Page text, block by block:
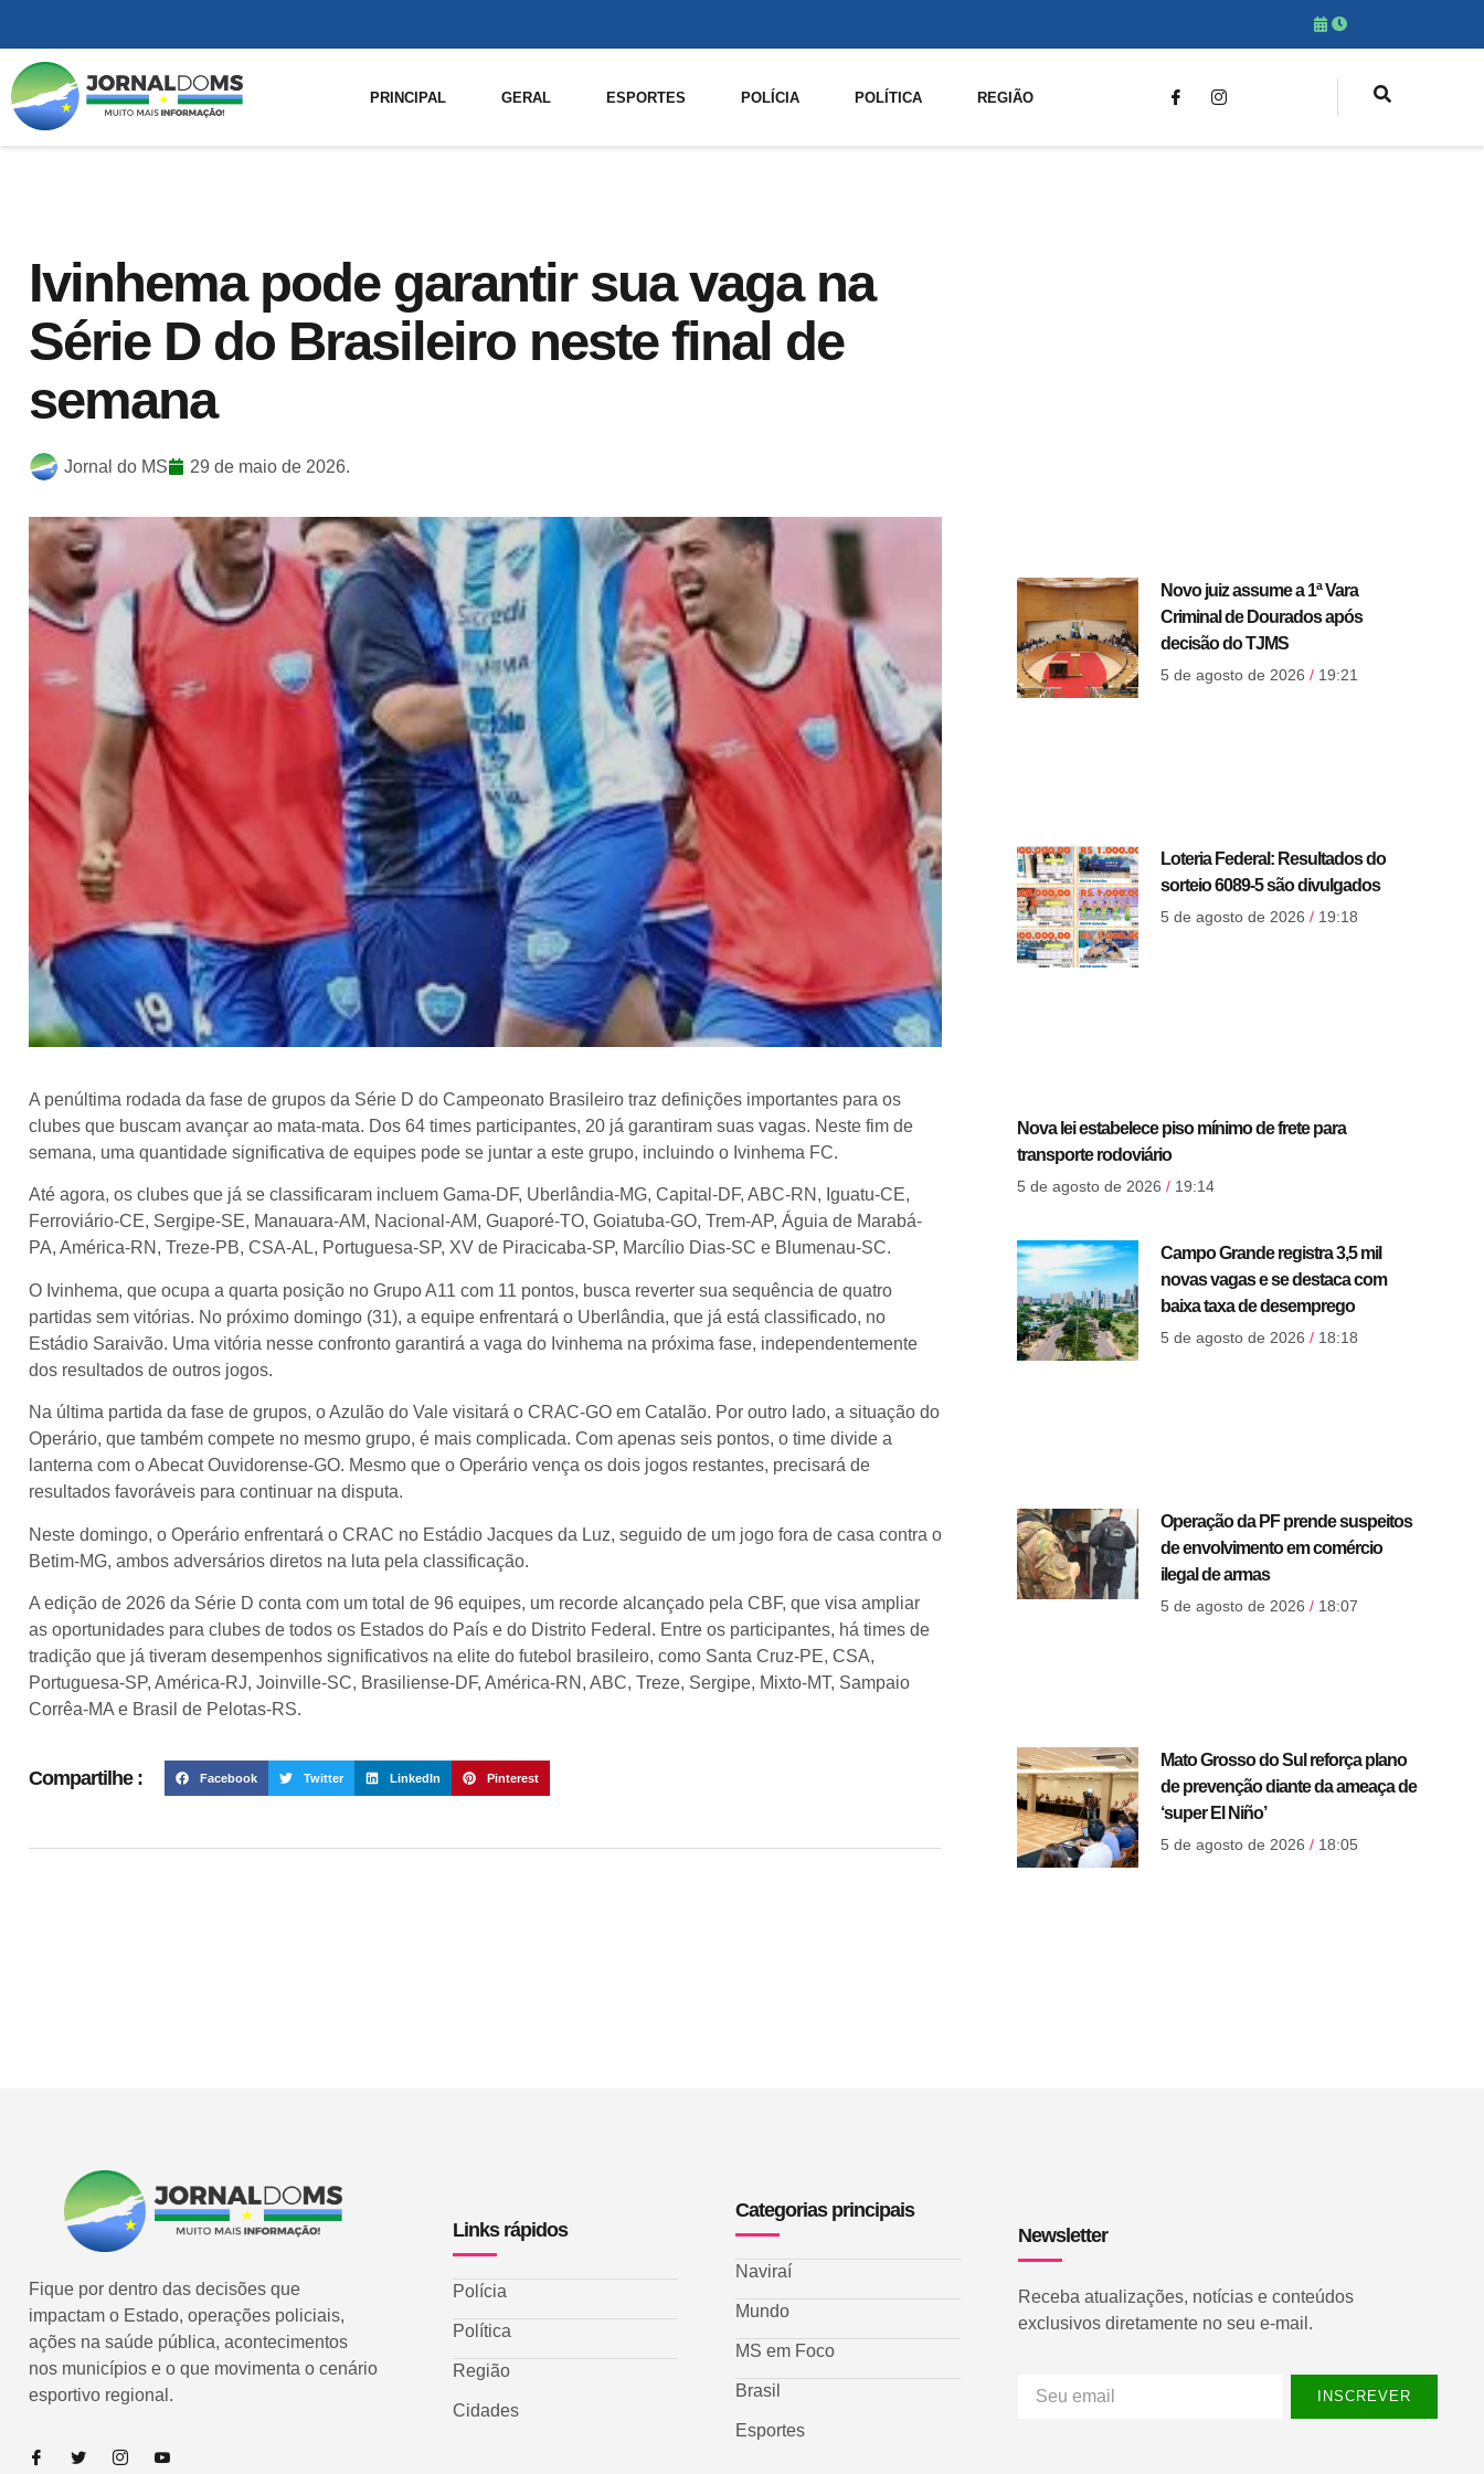
PRINCIPAL GERAL ESPORTES POLÍCIA POLÍTICA REGIÃO
Ivinhema pode garantir sua vaga na
Série D do Brasileiro neste final de
semana
Jornal do MS 29 de maio de 2026.
A penúltima rodada da fase de grupos da Série D do Campeonato Brasileiro traz definições importantes para os
clubes que buscam avançar ao mata-mata. Dos 64 times participantes, 20 já garantiram suas vagas. Neste fim de
semana, uma quantidade significativa de equipes pode se juntar a este grupo, incluindo o Ivinhema FC.
Até agora, os clubes que já se classificaram incluem Gama-DF, Uberlândia-MG, Capital-DF, ABC-RN, Iguatu-CE,
Ferroviário-CE, Sergipe-SE, Manauara-AM, Nacional-AM, Guaporé-TO, Goiatuba-GO, Trem-AP, Águia de Marabá-
PA, América-RN, Treze-PB, CSA-AL, Portuguesa-SP, XV de Piracicaba-SP, Marcílio Dias-SC e Blumenau-SC.
O Ivinhema, que ocupa a quarta posição no Grupo A11 com 11 pontos, busca reverter sua sequência de quatro
partidas sem vitórias. No próximo domingo (31), a equipe enfrentará o Uberlândia, que já está classificado, no
Estádio Saraivão. Uma vitória nesse confronto garantirá a vaga do Ivinhema na próxima fase, independentemente
dos resultados de outros jogos.
Na última partida da fase de grupos, o Azulão do Vale visitará o CRAC-GO em Catalão. Por outro lado, a situação do
Operário, que também compete no mesmo grupo, é mais complicada. Com apenas seis pontos, o time divide a
lanterna com o Abecat Ouvidorense-GO. Mesmo que o Operário vença os dois jogos restantes, precisará de
resultados favoráveis para continuar na disputa.
Neste domingo, o Operário enfrentará o CRAC no Estádio Jacques da Luz, seguido de um jogo fora de casa contra o
Betim-MG, ambos adversários diretos na luta pela classificação.
A edição de 2026 da Série D conta com um total de 96 equipes, um recorde alcançado pela CBF, que visa ampliar
as oportunidades para clubes de todos os Estados do País e do Distrito Federal. Entre os participantes, há times de
tradição que já tiveram desempenhos significativos na elite do futebol brasileiro, como Santa Cruz-PE, CSA,
Portuguesa-SP, América-RJ, Joinville-SC, Brasiliense-DF, América-RN, ABC, Treze, Sergipe, Mixto-MT, Sampaio
Corrêa-MA e Brasil de Pelotas-RS.
Compartilhe : Facebook Twitter LinkedIn Pinterest
Novo juiz assume a 1ª Vara
Criminal de Dourados após
decisão do TJMS
5 de agosto de 2026 19:21
Loteria Federal: Resultados do
sorteio 6089-5 são divulgados
5 de agosto de 2026 19:18
Nova lei estabelece piso mínimo de frete para
transporte rodoviário
5 de agosto de 2026 19:14
Campo Grande registra 3,5 mil
novas vagas e se destaca com
baixa taxa de desemprego
5 de agosto de 2026 18:18
Operação da PF prende suspeitos
de envolvimento em comércio
ilegal de armas
5 de agosto de 2026 18:07
Mato Grosso do Sul reforça plano
de prevenção diante da ameaça de
‘super El Niño’
5 de agosto de 2026 18:05
Fique por dentro das decisões que
impactam o Estado, operações policiais,
ações na saúde pública, acontecimentos
nos municípios e o que movimenta o cenário
esportivo regional.
Links rápidos
Polícia
Política
Região
Cidades
Categorias principais
Naviraí
Mundo
MS em Foco
Brasil
Esportes
Newsletter
Receba atualizações, notícias e conteúdos
exclusivos diretamente no seu e-mail.
INSCREVER